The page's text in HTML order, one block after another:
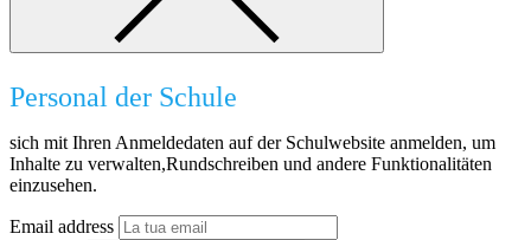
Personal der Schule
sich mit Ihren Anmeldedaten auf der Schulwebsite anmelden, um
Inhalte zu verwalten,Rundschreiben und andere Funktionalitäten
einzusehen.
Email address